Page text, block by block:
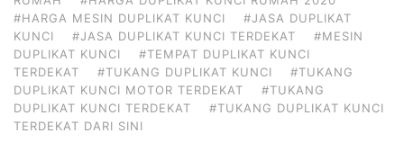
#HARGA MESIN DUPLIKAT KUNCI
#JASA DUPLIKAT
KUNCI
#JASA DUPLIKAT KUNCI TERDEKAT
#MESIN
DUPLIKAT KUNCI
#TEMPAT DUPLIKAT KUNCI
TERDEKAT
#TUKANG DUPLIKAT KUNCI
#TUKANG
DUPLIKAT KUNCI MOTOR TERDEKAT
#TUKANG
DUPLIKAT KUNCI TERDEKAT
#TUKANG DUPLIKAT KUNCI
TERDEKAT DARI SINI